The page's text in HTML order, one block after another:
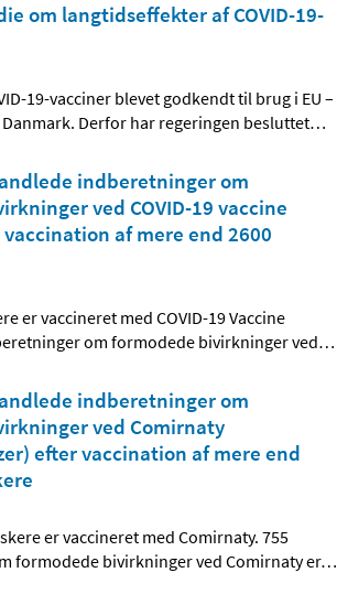
om langtidseffekter af COVID-19-
19-vacciner blevet godkendt til brug i EU –
Derfor har regeringen besluttet…
indberetninger om
ved COVID-19 vaccine
af mere end 2600
er vaccineret med COVID-19 Vaccine
om formodede bivirkninger ved…
indberetninger om
ved Comirnaty
efter vaccination af mere end
er vaccineret med Comirnaty. 755
formodede bivirkninger ved Comirnaty er…